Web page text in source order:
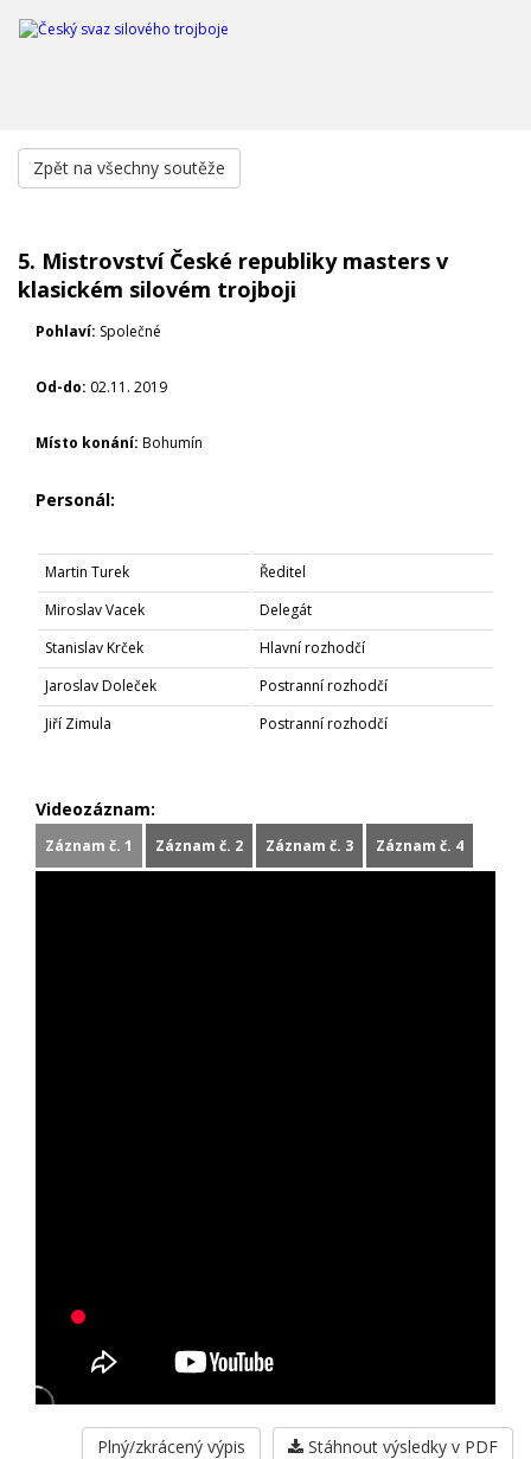
Zpět na všechny soutěže
5. Mistrovství České republiky masters v
klasickém silovém trojboji
Pohlaví: Společné
Od-do: 02.11. 2019
Místo konání: Bohumín
Personál:
Martin Turek
Ředitel
Miroslav Vacek
Delegát
Stanislav Krček
Hlavní rozhodčí
Jaroslav Doleček
Postranní rozhodčí
Jiří Zimula
Postranní rozhodčí
Videozáznam:
Záznam č. 1 Záznam č. 2 Záznam č. 3 Záznam č. 4
Stáhnout výsledky v PDF
Plný/zkrácený výpis